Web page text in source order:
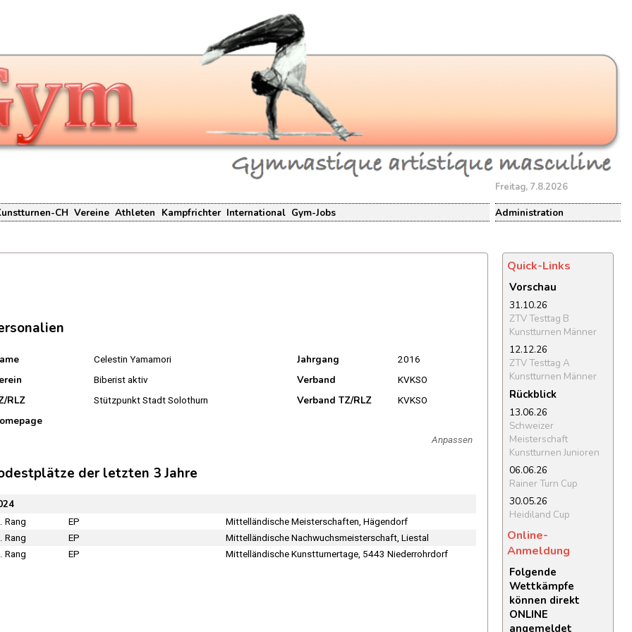
Freitag, 7.8.2026
CH Vereine Athleten Kampfrichter International Gym-Jobs Administration
Celestin Yamamori Jahrgang 2016
Biberist aktiv Verband KVKSO
RLZ Stützpunkt Stadt Solothurn Verband TZ/RLZ KVKSO
Anpassen
der letzten 3 Jahre
Rang EP
Mittelländische Meisterschaften, Hägendorf
Rang
EP
Mittelländische Nachwuchsmeisterschaft, Liestal
Rang
EP Mittelländische Kunstturnertage, 5443 Niederrohrdorf
Quick-Links
Vorschau
31.10.26
ZTV Testtag B
Kunstturnen Männer
12.12.26
ZTV Testtag A
Kunstturnen Männer
Rückblick
13.06.26
Schweizer
Meisterschaft
Kunstturnen Junioren
06.06.26
Rainer Turn Cup
30.05.26
Heidiland Cup
Online-
Anmeldung
Folgende
Wettkämpfe
können direkt
ONLINE
angemeldet